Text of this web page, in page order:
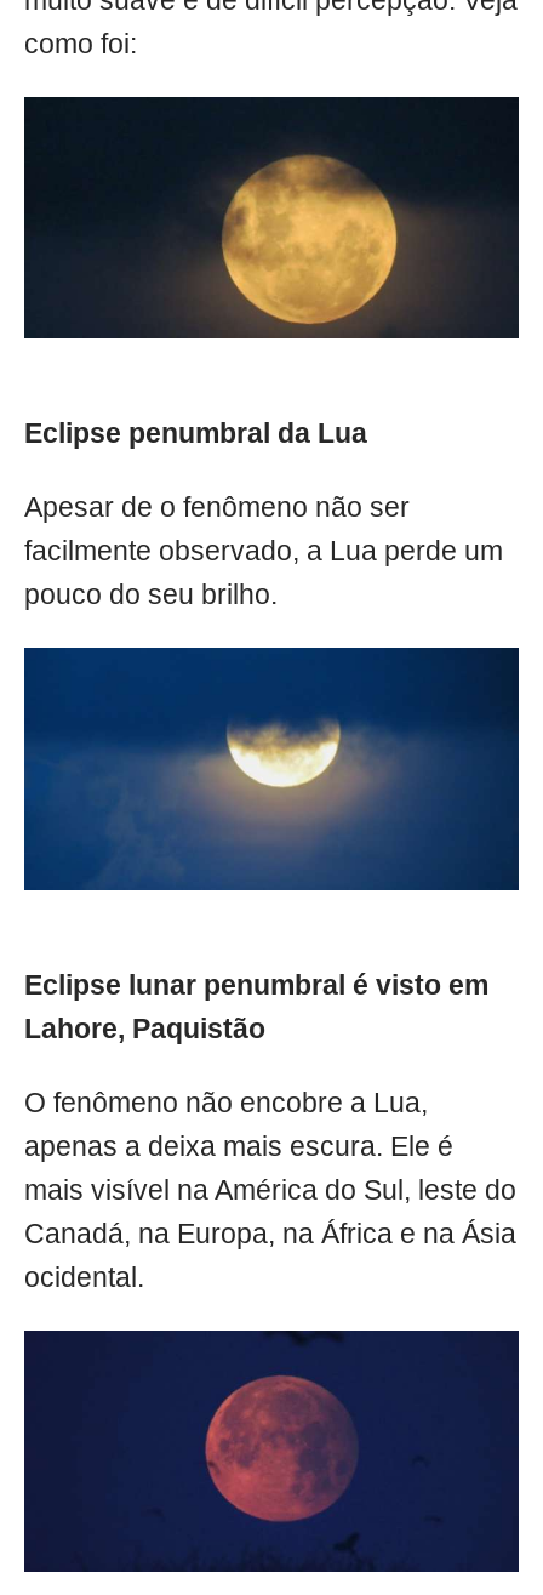
como foi:
Eclipse penumbral da Lua
Apesar de o fenômeno não ser
facilmente observado, a Lua perde um
pouco do seu brilho.
Eclipse lunar penumbral é visto em
Lahore, Paquistão
O fenômeno não encobre a Lua,
apenas a deixa mais escura. Ele é
mais visível na América do Sul, leste do
Canadá, na Europa, na África e na Ásia
ocidental.